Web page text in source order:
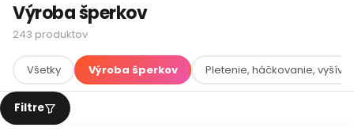
Výroba šperkov
243 produktov
Všetky Výroba šperkov Pletenie, háčkovanie,